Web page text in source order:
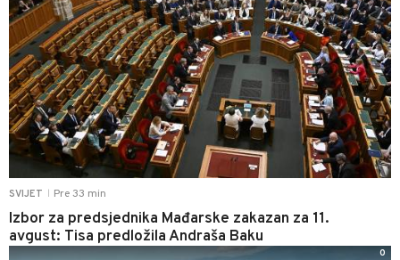
SVIJET Pre 33 min
Izbor za predsjednika Mađarske zakazan za 11.
avgust: Tisa predložila Andraša Baku
0